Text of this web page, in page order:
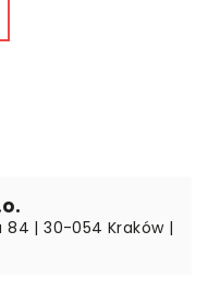
84 | 30-054 Kraków |